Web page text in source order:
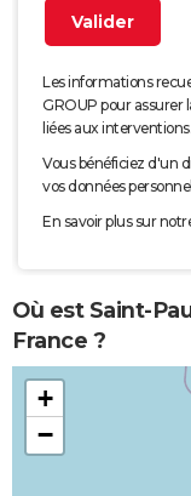
Les informations
GROUP pour assurer
liées aux interventions.
Vous bénéficiez d'un
vos données
En savoir plus sur
Où est Saint-
France ?
+
−